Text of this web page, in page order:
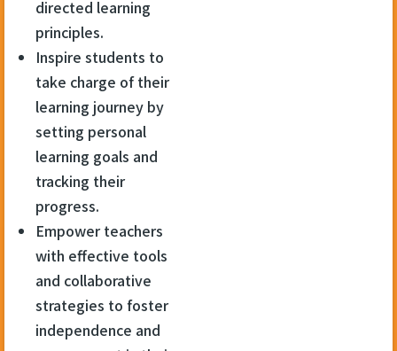
directed learning
principles.
Inspire students to
take charge of their
learning journey by
setting personal
learning goals and
tracking their
progress.
Empower teachers
with effective tools
and collaborative
strategies to foster
independence and